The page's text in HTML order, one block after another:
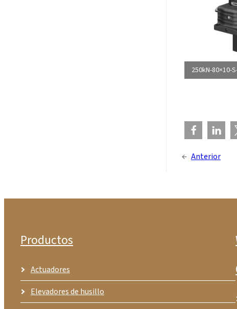
250kN-80×10-
← Anterior
Productos
Actuadores
Elevadores de husillo